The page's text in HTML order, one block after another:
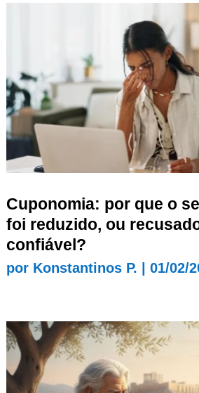
Cuponomia: por que o
foi reduzido, ou
confiável?
por Konstantinos P. 01/02/